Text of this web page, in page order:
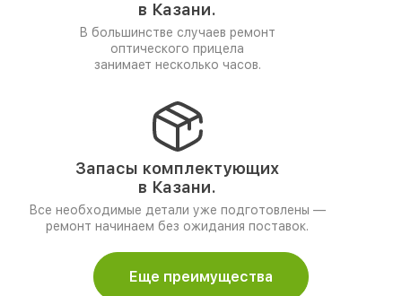
в Казани.
В большинстве случаев ремонт
оптического прицела
занимает несколько часов.
Запасы комплектующих
в Казани.
Все необходимые детали уже подготовлены —
ремонт начинаем без ожидания поставок.
Еще преимущества